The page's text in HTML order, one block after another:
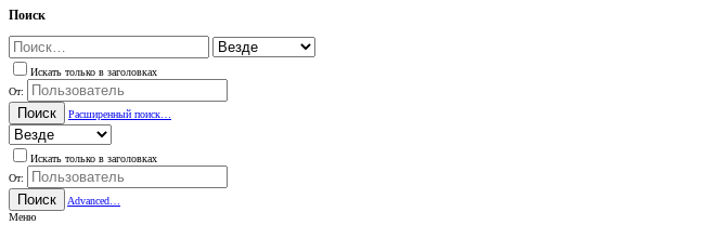
Поиск
Искать только в заголовках
От:
Поиск Расширенный поиск…
Искать только в заголовках
От:
Поиск
Advanced…
Меню